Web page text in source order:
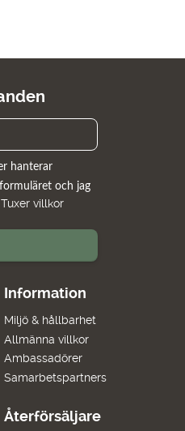
Information
Miljö & hållbarhet
Allmänna villkor
Ambassadörer
Samarbetspartners
Återförsäljare
hanterar
och jag
Tuxer villkor